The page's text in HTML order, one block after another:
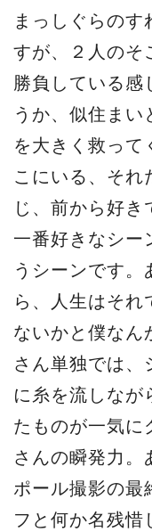
まっしぐらの
すが、２人のそ
勝負している感
うか、似住まい
を大きく救って
こにいる、それ
じ、前から好
一番好きなシー
うシーンです。
ら、人生はそれ
ないかと僕なん
さん単独では、
に糸を流しなが
たものが一気に
さんの瞬発力。
ポール撮影の最
フと何か名残惜